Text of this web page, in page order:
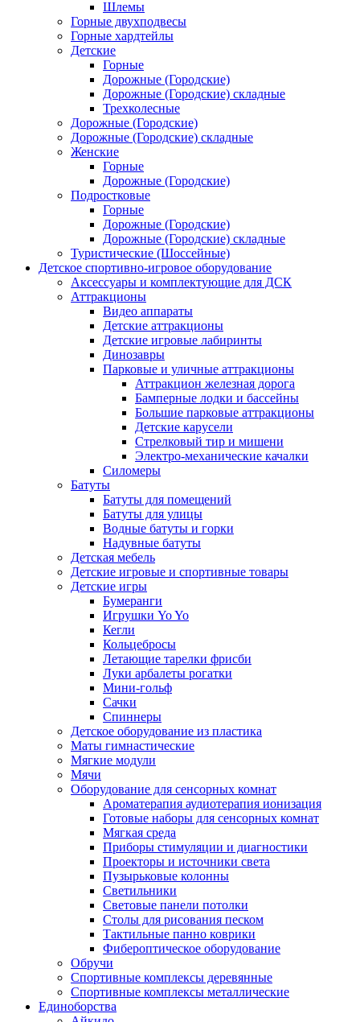
Шлемы
Горные двухподвесы
Горные хардтейлы
Детские
Горные
Дорожные (Городские)
Дорожные (Городские) складные
Трехколесные
Дорожные (Городские)
Дорожные (Городские) складные
Женские
Горные
Дорожные (Городские)
Подростковые
Горные
Дорожные (Городские)
Дорожные (Городские) складные
Туристические (Шоссейные)
Детское спортивно-игровое оборудование
Аксессуары и комплектующие для ДСК
Аттракционы
Видео аппараты
Детские аттракционы
Детские игровые лабиринты
Динозавры
Парковые и уличные аттракционы
Аттракцион железная дорога
Бамперные лодки и бассейны
Большие парковые аттракционы
Детские карусели
Стрелковый тир и мишени
Электро-механические качалки
Силомеры
Батуты
Батуты для помещений
Батуты для улицы
Водные батуты и горки
Надувные батуты
Детская мебель
Детские игровые и спортивные товары
Детские игры
Бумеранги
Игрушки Yo Yo
Кегли
Кольцебросы
Летающие тарелки фрисби
Луки арбалеты рогатки
Мини-гольф
Сачки
Спиннеры
Детское оборудование из пластика
Маты гимнастические
Мягкие модули
Мячи
Оборудование для сенсорных комнат
Ароматерапия аудиотерапия ионизация
Готовые наборы для сенсорных комнат
Мягкая среда
Приборы стимуляции и диагностики
Проекторы и источники света
Пузырьковые колонны
Светильники
Световые панели потолки
Столы для рисования песком
Тактильные панно коврики
Фибероптическое оборудование
Обручи
Спортивные комплексы деревянные
Спортивные комплексы металлические
Единоборства